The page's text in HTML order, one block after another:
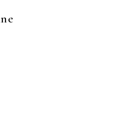
SHPORTË